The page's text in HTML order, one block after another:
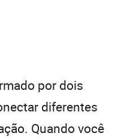
por dois
diferentes
Quando você